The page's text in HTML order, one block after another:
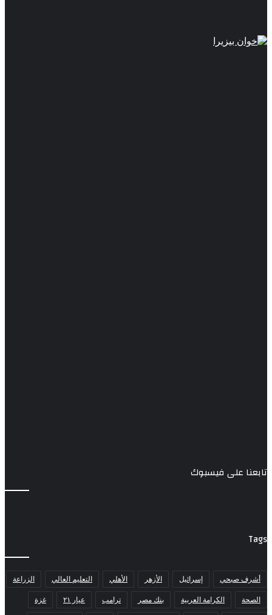
تابعنا على فيسبوك
Tags
أشرف صبحي إسرائيل الأزهر الأهلي التعليم العالي الزراعة
الصحة الكرامة العربية بنك مصر ترامب عيار ٢١ غزة